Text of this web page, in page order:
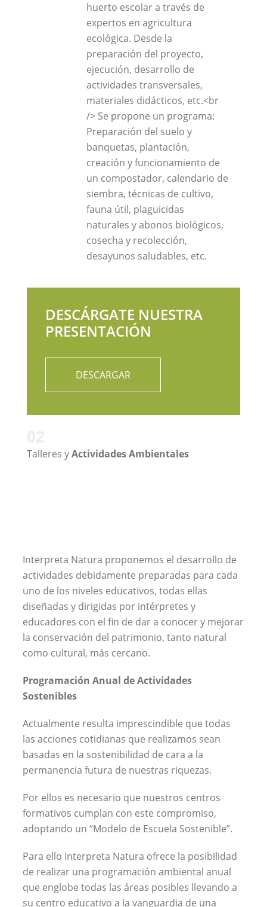
huerto escolar a través de
expertos en agricultura
ecológica. Desde la
preparación del proyecto,
ejecución, desarrollo de
actividades transversales,
materiales didácticos, etc.<br
/> Se propone un programa:
Preparación del suelo y
banquetas, plantación,
creación y funcionamiento de
un compostador, calendario de
siembra, técnicas de cultivo,
fauna útil, plaguicidas
naturales y abonos biológicos,
cosecha y recolección,
desayunos saludables, etc.
DESCÁRGATE NUESTRA
PRESENTACIÓN
DESCARGAR
Talleres yActividades Ambientales
Interpreta Natura proponemos el desarrollo de
actividades debidamente preparadas para cada
uno de los niveles educativos, todas ellas
diseñadas y dirigidas por intérpretes y
educadores con el fin de dar a conocer y mejorar
la conservación del patrimonio, tanto natural
como cultural, más cercano.
Programación Anual de Actividades
Sostenibles
Actualmente resulta imprescindible que todas
las acciones cotidianas que realizamos sean
basadas en la sostenibilidad de cara a la
permanencia futura de nuestras riquezas.
Por ellos es necesario que nuestros centros
formativos cumplan con este compromiso,
adoptando un “Modelo de Escuela Sostenible”.
Para ello Interpreta Natura ofrece la posibilidad
de realizar una programación ambiental anual
que englobe todas las áreas posibles llevando a
su centro educativo a la vanguardia de una